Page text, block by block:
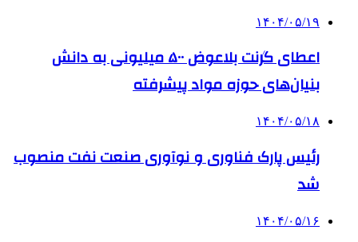
۱۴۰۴/۰۵/۱۹
اعطای گرنت بلاعوض ۵۰۰ میلیونی به دانش
بنیان‌های حوزه مواد پیشرفته
۱۴۰۴/۰۵/۱۸
رئیس پارک فناوری و نوآوری صنعت نفت منصوب
شد
۱۴۰۴/۰۵/۱۶